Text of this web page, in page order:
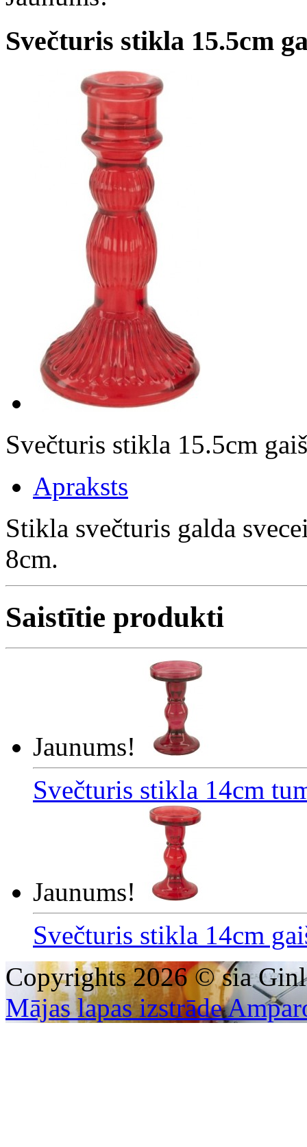
Svečturis stikla 15.5cm
Svečturis stikla 15.5cm
Apraksts
Stikla svečturis galda
8cm.
Saistītie produkti
Jaunums!
Svečturis stikla 14cm
Jaunums!
Svečturis stikla 14cm
Copyrights 2026 © sia
Mājas lapas izstrāde